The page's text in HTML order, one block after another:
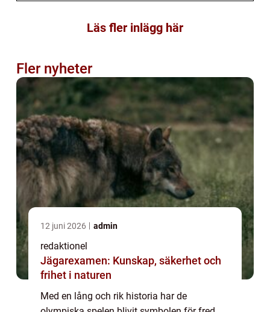
Läs fler inlägg här
Fler nyheter
12 juni 2026 admin
redaktionel
Jägarexamen: Kunskap, säkerhet och
frihet i naturen
Med en lång och rik historia har de